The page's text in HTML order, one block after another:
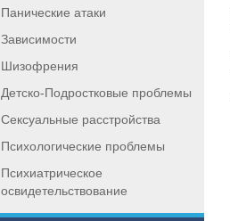
Панические атаки
Зависимости
Шизофрения
Детско-Подростковые проблемы
Сексуальные расстройства
Психологические проблемы
Психиатрическое
освидетельствование